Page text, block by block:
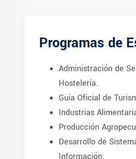
Programas de
Administración de
Hostelería.
Guía Oficial de
Industrias
Producción
Desarrollo de
Información.